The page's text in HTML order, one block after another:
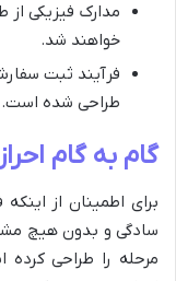
مدارک فیزیکی
خواهند شد.
فرآیند ثبت
طراحی شده است.
گام به گام
برای اطمینان از
سادگی و بدون هیچ
مرحله را طراحی کرده